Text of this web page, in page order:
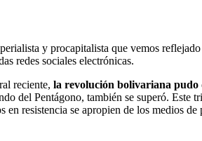
y procapitalista que vemos
redes sociales electrónicas.
reciente, la revolución bolivariana pudo
del Pentágono, también se superó.
en resistencia se apropien de los medios